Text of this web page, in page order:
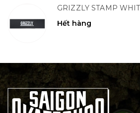
GRIZZLY STAMP
Hết hàng